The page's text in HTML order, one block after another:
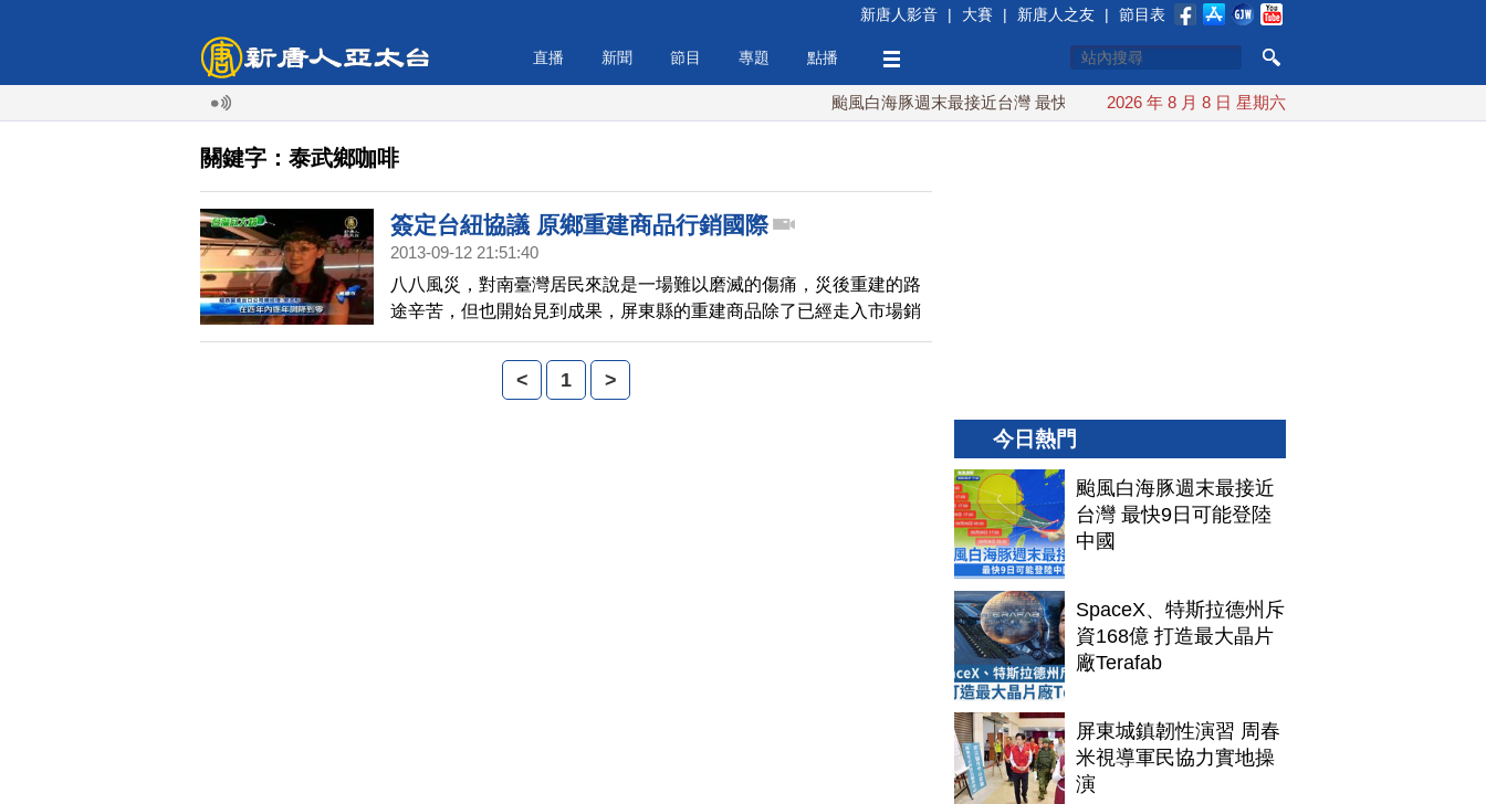
新唐人影音 | 大賽 | 新唐人之友 | 節目表
直播 新聞 節目 專題 點播
颱風白海豚週末最接近台灣 最快9日可能登陸中國 台灣漢光首結合城鎮演習 AIT連續發
2026 年 8 月 8 日 星期六
關鍵字：泰武鄉咖啡
簽定台紐協議 原鄉重建商品行銷國際
2013-09-12 21:51:40
八八風災，對南臺灣居民來說是一場難以磨滅的傷痛，災後重建的路
途辛苦，但也開始見到成果，屏東縣的重建商品除了已經走入市場銷
售外，現在與紐西蘭簽署台紐兩地原住民商品貿易合作，期待未來雙
方免關稅，讓原鄉重建產業商品能夠成功行銷於國際。
< 1 >
今日熱門
颱風白海豚週末最接近
台灣 最快9日可能登陸
中國
SpaceX、特斯拉德州斥
資168億 打造最大晶片
廠Terafab
屏東城鎮韌性演習 周春
米視導軍民協力實地操
演